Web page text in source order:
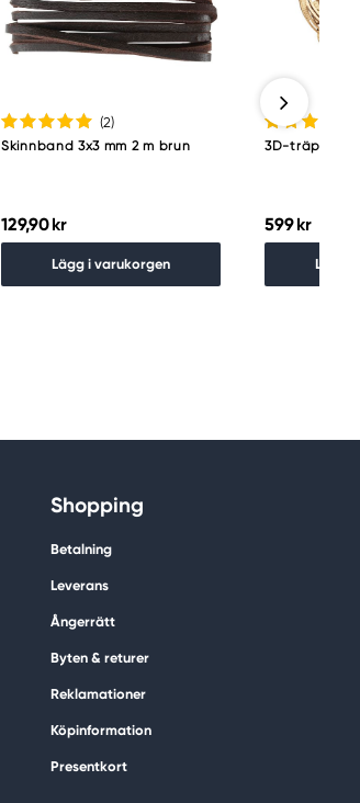
(2)
Skinnband 3x3 mm 2 m brun
129,90 kr
Lägg i varukorgen
3D-träpussel
599 kr
Lägg i
Shopping
Betalning
Leverans
Ångerrätt
Byten & returer
Reklamationer
Köpinformation
Presentkort